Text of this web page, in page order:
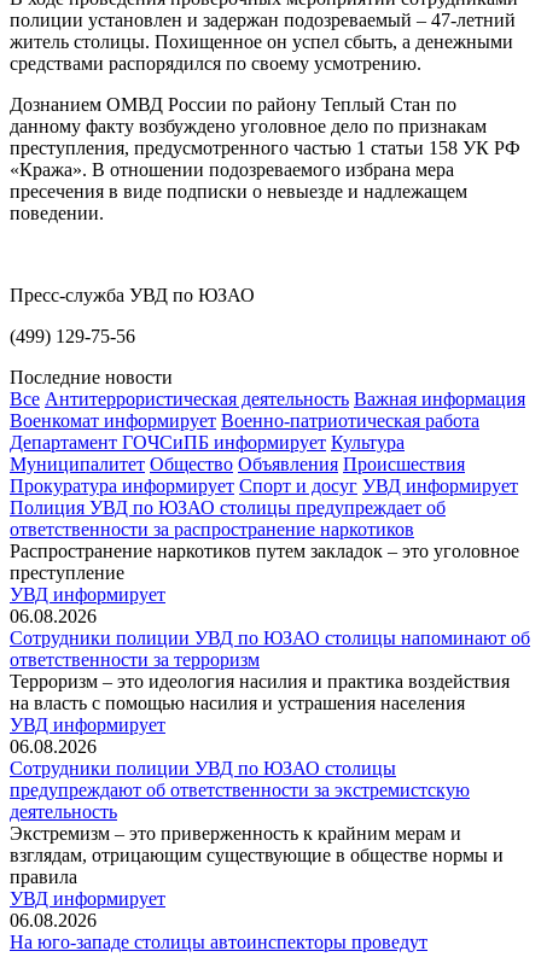
полиции установлен и задержан подозреваемый – 47-летний
житель столицы. Похищенное он успел сбыть, а денежными
средствами распорядился по своему усмотрению.
Дознанием ОМВД России по району Теплый Стан по
данному факту возбуждено уголовное дело по признакам
преступления, предусмотренного частью 1 статьи 158 УК РФ
«Кража». В отношении подозреваемого избрана мера
пресечения в виде подписки о невыезде и надлежащем
поведении.
Пресс-служба УВД по ЮЗАО
(499) 129-75-56
Последние новости
Все Антитеррористическая деятельность Важная информация
Военкомат информирует Военно-патриотическая работа
Департамент ГОЧСиПБ информирует Культура
Муниципалитет Общество Объявления Происшествия
Прокуратура информирует Спорт и досуг УВД информирует
Полиция УВД по ЮЗАО столицы предупреждает об
ответственности за распространение наркотиков
Распространение наркотиков путем закладок – это уголовное
преступление
УВД информирует
06.08.2026
Сотрудники полиции УВД по ЮЗАО столицы напоминают об
ответственности за терроризм
Терроризм – это идеология насилия и практика воздействия
на власть с помощью насилия и устрашения населения
УВД информирует
06.08.2026
Сотрудники полиции УВД по ЮЗАО столицы
предупреждают об ответственности за экстремистскую
деятельность
Экстремизм – это приверженность к крайним мерам и
взглядам, отрицающим существующие в обществе нормы и
правила
УВД информирует
06.08.2026
На юго-западе столицы автоинспекторы проведут